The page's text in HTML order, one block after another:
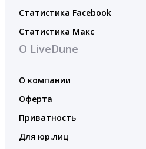
Статистика Facebook
Статистика Макс
О LiveDune
О компании
Оферта
Приватность
Для юр.лиц